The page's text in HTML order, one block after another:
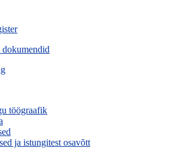
töögraafik
ja istungitest osavõtt